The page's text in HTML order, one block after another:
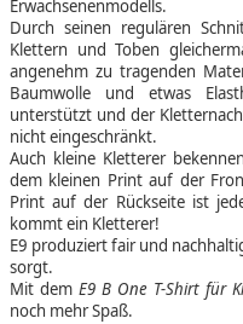
Erwachsenenmodells.
Durch seinen regulären
Klettern und Toben
angenehm zu tragenden
Baumwolle und etwas
unterstützt und der
nicht eingeschränkt.
Auch kleine Kletterer
dem kleinen Print auf der
Print auf der Rückseite ist
kommt ein Kletterer!
E9 produziert fair und
sorgt.
Mit demE9 B One T-Shirt für
noch mehr Spaß.